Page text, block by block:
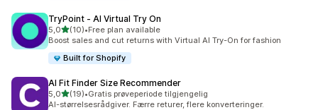
TryPoint ‑ AI Virtual Try On
5,0av 5 stjerner
(10)
Totalt 10 omtaler
•Free plan available
Boost sales and cut returns with Virtual AI Try-On for fashion
Built for Shopify
AI Fit Finder Size Recommender
5,0av 5 stjerner
(19)
Totalt 19 omtaler
•Gratis prøveperiode tilgjengelig
AI-størrelsesrådgiver. Færre returer, flere konverteringer.